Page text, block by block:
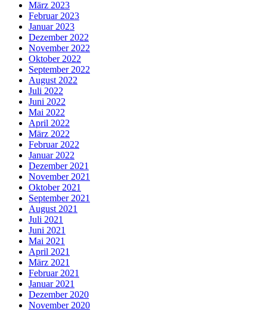
März 2023
Februar 2023
Januar 2023
Dezember 2022
November 2022
Oktober 2022
September 2022
August 2022
Juli 2022
Juni 2022
Mai 2022
April 2022
März 2022
Februar 2022
Januar 2022
Dezember 2021
November 2021
Oktober 2021
September 2021
August 2021
Juli 2021
Juni 2021
Mai 2021
April 2021
März 2021
Februar 2021
Januar 2021
Dezember 2020
November 2020